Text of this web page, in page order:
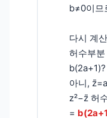
b≠0이므
다시 계
허수부
b(2a+1)?
아니,
z²−z̄ 허
=